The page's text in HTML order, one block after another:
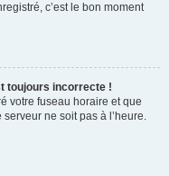
c’est le bon moment
toujours incorrecte !
votre fuseau horaire et que
ne soit pas à l’heure.